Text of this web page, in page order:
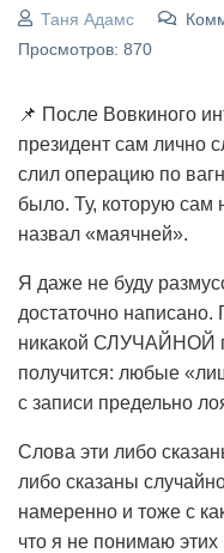
Таня Адамс
Просмотров: 870
📌 После Вовкиного
президент сам лично
слил операцию по
было. Ту, которую
назвал «маячней».
Я даже не буду
достаточно написано.
никакой СЛУЧАЙНОЙ
получится: любые
с записи предельно
Слова эти либо
либо сказаны
намеренно и тоже с
что я не понимаю этих